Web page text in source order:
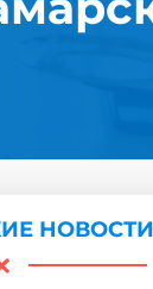
НОВОСТИ